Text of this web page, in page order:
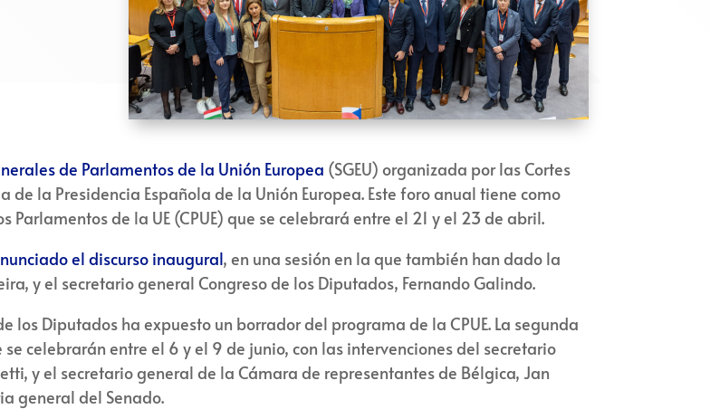
de Parlamentos de la Unión Europea (SGEU) organizada por las Cortes
la Presidencia Española de la Unión Europea. Este foro anual tiene como
de la UE (CPUE) que se celebrará entre el 21 y el 23 de abril.
el discurso inaugural, en una sesión en la que también han dado la
y el secretario general Congreso de los Diputados, Fernando Galindo.
los Diputados ha expuesto un borrador del programa de la CPUE. La segunda
celebrarán entre el 6 y el 9 de junio, con las intervenciones del secretario
y el secretario general de la Cámara de representantes de Bélgica, Jan
general del Senado.